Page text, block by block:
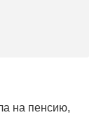
на пенсию,